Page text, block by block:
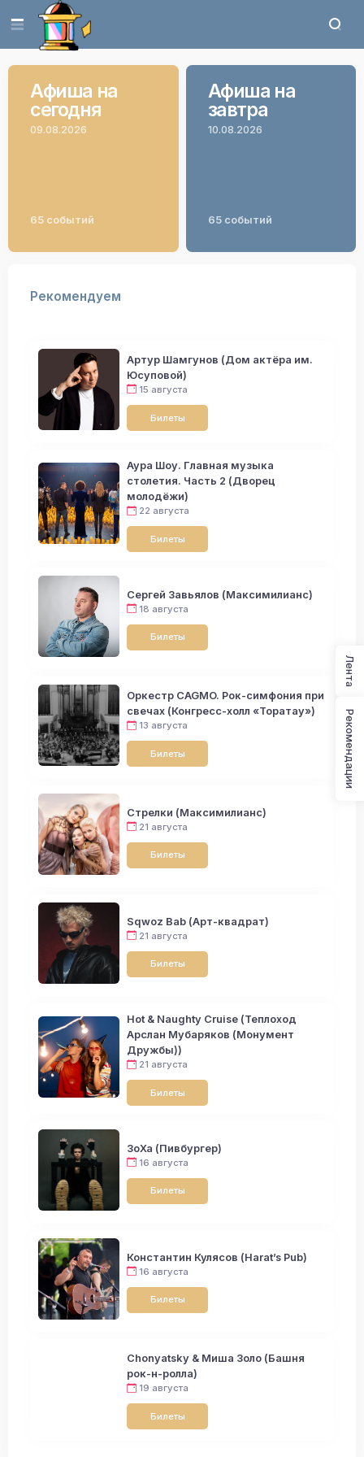
Афиша на
сегодня
09.08.2026
65 событий
Афиша на
завтра
10.08.2026
65 событий
Рекомендуем
Артур Шамгунов (Дом актёра им.
Юсуповой)
15 августа
Билеты
Аура Шоу. Главная музыка
столетия. Часть 2 (Дворец
молодёжи)
22 августа
Билеты
Сергей Завьялов (Максимилианс)
18 августа
Билеты
Оркестр CAGMO. Рок-симфония при
свечах (Конгресс-холл «Торатау»)
13 августа
Билеты
Стрелки (Максимилианс)
21 августа
Билеты
Sqwoz Bab (Арт-квадрат)
21 августа
Билеты
Hot & Naughty Cruise (Теплоход
Арслан Мубаряков (Монумент
Дружбы))
21 августа
Билеты
ЗоХа (Пивбургер)
16 августа
Билеты
Константин Кулясов (Harat’s Pub)
16 августа
Билеты
Chonyatsky & Миша Золо (Башня
рок-н-ролла)
19 августа
Билеты
Лента
Рекомендации